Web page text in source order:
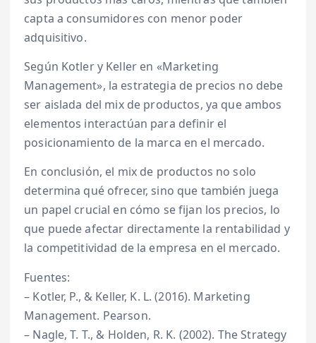
capta a consumidores con menor poder
adquisitivo.
Según Kotler y Keller en «Marketing
Management», la estrategia de precios no debe
ser aislada del mix de productos, ya que ambos
elementos interactúan para definir el
posicionamiento de la marca en el mercado.
En conclusión, el mix de productos no solo
determina qué ofrecer, sino que también juega
un papel crucial en cómo se fijan los precios, lo
que puede afectar directamente la rentabilidad y
la competitividad de la empresa en el mercado.
Fuentes:
– Kotler, P., & Keller, K. L. (2016). Marketing
Management. Pearson.
– Nagle, T. T., & Holden, R. K. (2002). The Strategy